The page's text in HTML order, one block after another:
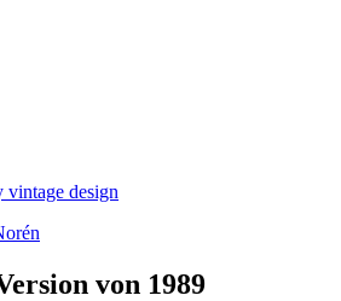
design
von 1989